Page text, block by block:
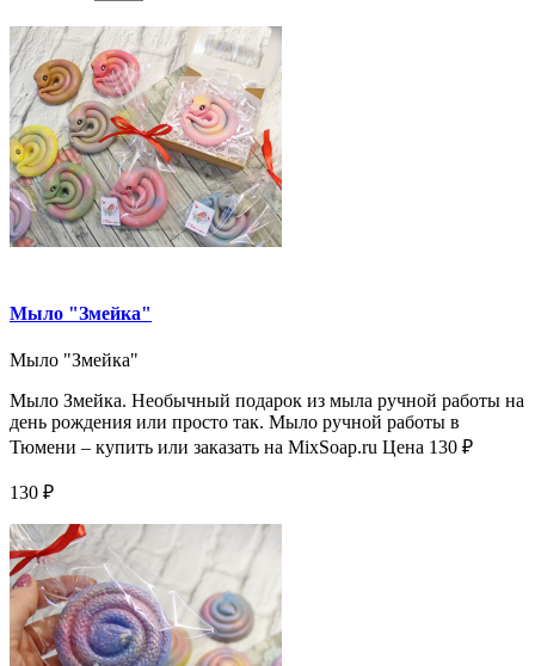
Мыло "Змейка"
Мыло "Змейка"
Мыло Змейка. Необычный подарок из мыла ручной работы на
день рождения или просто так. Мыло ручной работы в
Тюмени – купить или заказать на MixSoap.ru Цена 130 ₽
130 ₽